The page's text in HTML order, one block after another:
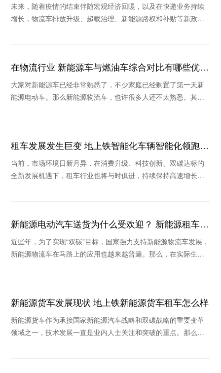
未来，随着疫情的结束伴随宏观经济回暖，以及在快递业务持续
增长，物流车排放升级、超载治理、新能源路权和补贴等新政策
在物流行业 新能源车与燃油车综合对比有哪些优
势？
大家对新能源车已经非常熟悉了，不少家庭已经购置了第一天新
能源电动车。那么新能源物流车，也许很多人还不太熟悉。其实
租车发展发生巨变 地上铁智能化车辆智能化领跑行
业
当前，市场环境日新月异，在消费升级、科技创新、双碳达标的
全新发展机遇下，租车行业也将与时俱进，持续保持高速增长。
新能源电动汽车送货为什么受欢迎？ 新能源租车公
司推荐哪个
近些年，为了实现“双碳”目标，国家强力支持新能源物流车发展，
新能源物流车在马路上的应用也越来越普遍。那么，在实际生活
新能源货车发展现状 地上铁新能源货车租车怎么样
新能源货车作为承接国家新能源汽车战略和双碳战略的重要变革
领域之一，技术发展一直是业内人士关注和突破的重点。那么，